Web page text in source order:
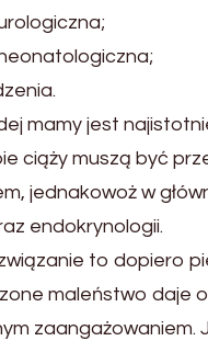
mamy jest
ciąży muszą być
jednakowoż w
endokrynologii.
to dopiero
maleństwo daje
zaangażowaniem.